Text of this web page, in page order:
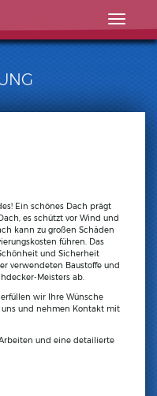
Toggle
navigation
Ein schönes Dach prägt
es schützt vor Wind und
kann zu großen Schäden
führen. Das
und Sicherheit
verwendeten Baustoffe und
Meisters ab.
wir Ihre Wünsche
und nehmen Kontakt mit
und eine detailierte